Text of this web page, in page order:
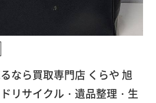
なら買取専門店 くらや 旭
リサイクル・遺品整理・生